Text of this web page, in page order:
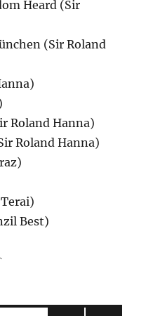
Heard (Sir
(Sir Roland
Roland Hanna)
Roland Hanna)
Best)